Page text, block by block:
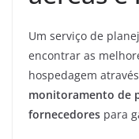
Um serviço de
encontrar as
hospedagem
monitoramento de
fornecedores para